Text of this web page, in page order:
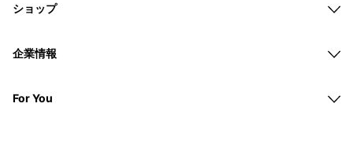
ショップ
企業情報
For You